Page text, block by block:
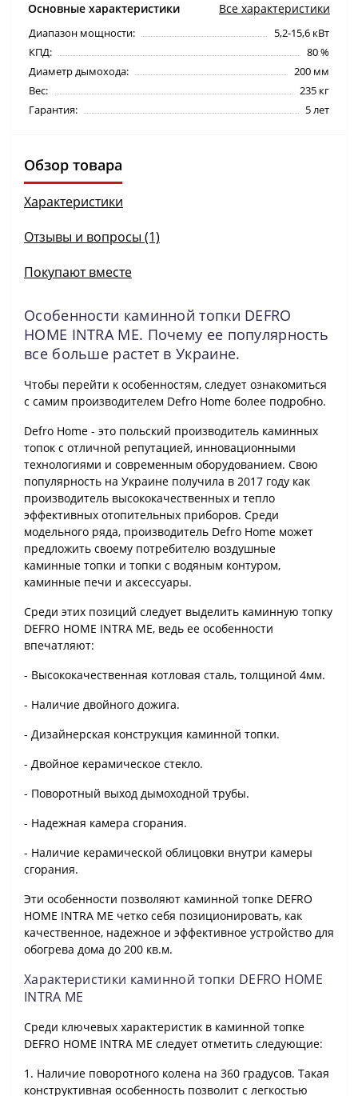
Основные характеристики Все характеристики
Диапазон мощности:
5,2-15,6 кВт
КПД:
80 %
Диаметр дымохода:
200 мм
Вес:
235 кг
Гарантия:
5 лет
Обзор товара
Характеристики
Отзывы и вопросы (1)
Покупают вместе
Особенности каминной топки DEFRO
HOME INTRA ME. Почему ее популярность
все больше растет в Украине.
Чтобы перейти к особенностям, следует ознакомиться
с самим производителем Defro Home более подробно.
Defro Home - это польский производитель каминных
топок с отличной репутацией, инновационными
технологиями и современным оборудованием. Свою
популярность на Украине получила в 2017 году как
производитель высококачественных и тепло
эффективных отопительных приборов. Среди
модельного ряда, производитель Defro Home может
предложить своему потребителю воздушные
каминные топки и топки с водяным контуром,
каминные печи и аксессуары.
Среди этих позиций следует выделить каминную топку
DEFRO HOME INTRA ME, ведь ее особенности
впечатляют:
- Высококачественная котловая сталь, толщиной 4мм.
- Наличие двойного дожига.
- Дизайнерская конструкция каминной топки.
- Двойное керамическое стекло.
- Поворотный выход дымоходной трубы.
- Надежная камера сгорания.
- Наличие керамической облицовки внутри камеры
сгорания.
Эти особенности позволяют каминной топке DEFRO
HOME INTRA ME четко себя позиционировать, как
качественное, надежное и эффективное устройство для
обогрева дома до 200 кв.м.
Характеристики каминной топки DEFRO HOME
INTRA ME
Среди ключевых характеристик в каминной топке
DEFRO HOME INTRA ME следует отметить следующие:
1. Наличие поворотного колена на 360 градусов. Такая
конструктивная особенность позволит с легкостью